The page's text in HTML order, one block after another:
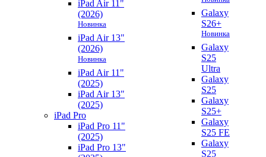
iPad Air 11"
(2026)
Новинка
iPad Air 13"
(2026)
Новинка
iPad Air 11"
(2025)
iPad Air 13"
(2025)
iPad Pro
iPad Pro 11"
(2025)
iPad Pro 13"
Galaxy
S26+
Новинка
Galaxy
S25
Ultra
Galaxy
S25
Galaxy
S25+
Galaxy
S25 FE
Galaxy
S25